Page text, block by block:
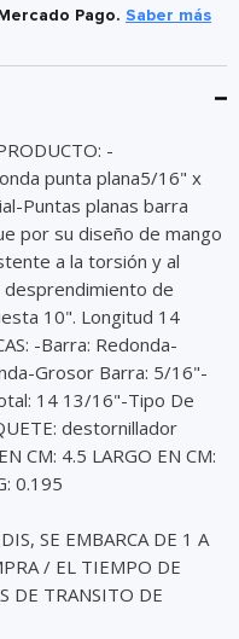
Pago. Saber más
-
punta plana5/16" x
Puntas planas barra
por su diseño de mango
a la torsión y al
de
10". Longitud 14
-Barra: Redonda-
Grosor Barra: 5/16"-
14 13/16"-Tipo De
destornillador
CM: 4.5 LARGO EN CM:
0.195
SE EMBARCA DE 1 A
/ EL TIEMPO DE
DE TRANSITO DE